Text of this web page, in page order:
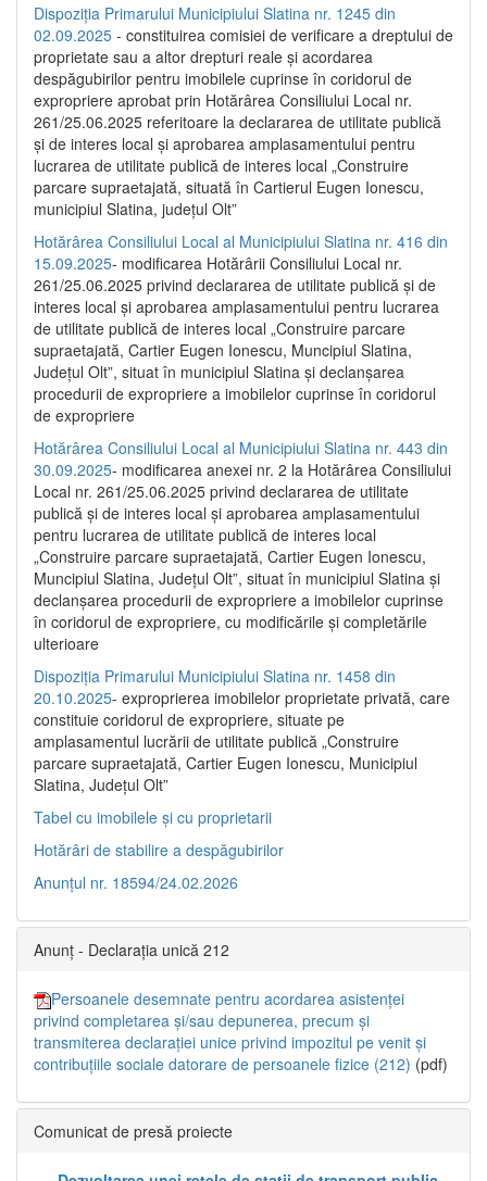
Dispoziția Primarului Municipiului Slatina nr. 1245 din
02.09.2025 - constituirea comisiei de verificare a dreptului de
proprietate sau a altor drepturi reale și acordarea
despăgubirilor pentru imobilele cuprinse în coridorul de
expropriere aprobat prin Hotărârea Consiliului Local nr.
261/25.06.2025 referitoare la declararea de utilitate publică
și de interes local și aprobarea amplasamentului pentru
lucrarea de utilitate publică de interes local „Construire
parcare supraetajată, situată în Cartierul Eugen Ionescu,
municipiul Slatina, județul Olt”
Hotărârea Consiliului Local al Municipiului Slatina nr. 416 din
15.09.2025- modificarea Hotărârii Consiliului Local nr.
261/25.06.2025 privind declararea de utilitate publică și de
interes local și aprobarea amplasamentului pentru lucrarea
de utilitate publică de interes local „Construire parcare
supraetajată, Cartier Eugen Ionescu, Muncipiul Slatina,
Județul Olt”, situat în municipiul Slatina și declanșarea
procedurii de expropriere a imobilelor cuprinse în coridorul
de expropriere
Hotărârea Consiliului Local al Municipiului Slatina nr. 443 din
30.09.2025- modificarea anexei nr. 2 la Hotărârea Consiliului
Local nr. 261/25.06.2025 privind declararea de utilitate
publică şi de interes local şi aprobarea amplasamentului
pentru lucrarea de utilitate publică de interes local
„Construire parcare supraetajată, Cartier Eugen Ionescu,
Muncipiul Slatina, Judeţul Olt”, situat în municipiul Slatina şi
declanşarea procedurii de expropriere a imobilelor cuprinse
în coridorul de expropriere, cu modificările şi completările
ulterioare
Dispoziția Primarului Municipiului Slatina nr. 1458 din
20.10.2025- exproprierea imobilelor proprietate privată, care
constituie coridorul de expropriere, situate pe
amplasamentul lucrării de utilitate publică „Construire
parcare supraetajată, Cartier Eugen Ionescu, Municipiul
Slatina, Județul Olt”
Tabel cu imobilele și cu proprietarii
Hotărâri de stabilire a despăgubirilor
Anunțul nr. 18594/24.02.2026
Anunț - Declarația unică 212
Persoanele desemnate pentru acordarea asistenței
privind completarea și/sau depunerea, precum și
transmiterea declarației unice privind impozitul pe venit și
contribuțiile sociale datorare de persoanele fizice (212) (pdf)
Comunicat de presă proiecte